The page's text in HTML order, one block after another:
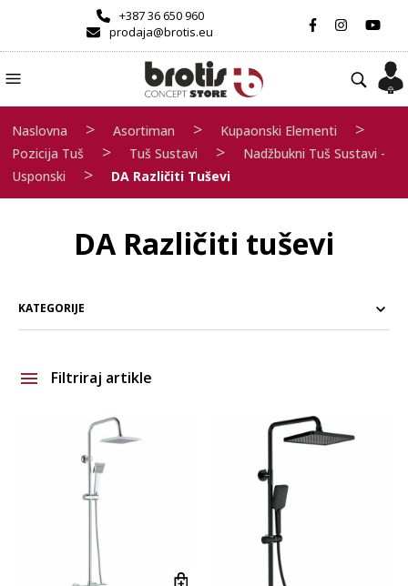
+387 36 650 960
prodaja@brotis.eu
Naslovna > Asortiman > Kupaonski Elementi >
Pozicija Tuš > Tuš Sustavi >
Nadžbukni Tuš Sustavi -
Usponski
> DA Različiti Tuševi
DA Različiti tuševi
KATEGORIJE
Filtriraj artikle
Vrsta asortimana
Glavna boja